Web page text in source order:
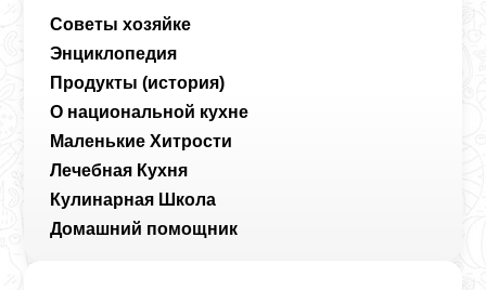
Советы хозяйке
Энциклопедия
Продукты (история)
О национальной кухне
Маленькие Хитрости
Лечебная Кухня
Кулинарная Школа
Домашний помощник